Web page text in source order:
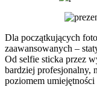
Dla początkujących
zaawansowanych –
Od selfie sticka przez
bardziej profesjonalny,
poziomem